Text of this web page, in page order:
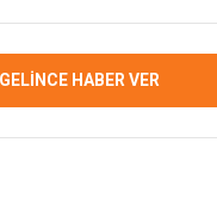
GELİNCE HABER VER